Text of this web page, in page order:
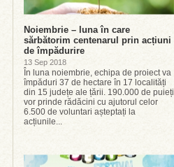
Noiembrie – luna în care
sărbătorim centenarul prin acțiuni
de împădurire
13 Sep 2018
În luna noiembrie, echipa de proiect va
împăduri 37 de hectare în 17 localități
din 15 județe ale țării. 190.000 de puieți
vor prinde rădăcini cu ajutorul celor
6.500 de voluntari așteptați la
acțiunile...